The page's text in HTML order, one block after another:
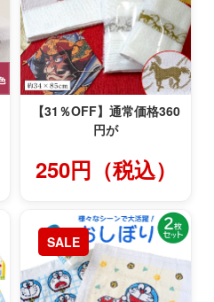
【31％OFF】通常価格360
円が
250円（税込）
SALE